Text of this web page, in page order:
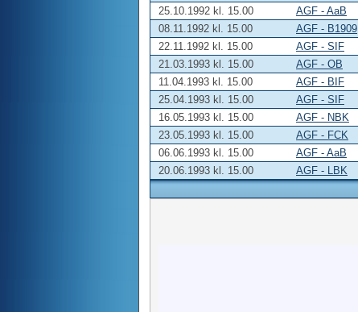
25.10.1992 kl. 15.00
AGF - AaB
08.11.1992 kl. 15.00
AGF - B1909
22.11.1992 kl. 15.00
AGF - SIF
21.03.1993 kl. 15.00
AGF - OB
11.04.1993 kl. 15.00
AGF - BIF
25.04.1993 kl. 15.00
AGF - SIF
16.05.1993 kl. 15.00
AGF - NBK
23.05.1993 kl. 15.00
AGF - FCK
06.06.1993 kl. 15.00
AGF - AaB
20.06.1993 kl. 15.00
AGF - LBK